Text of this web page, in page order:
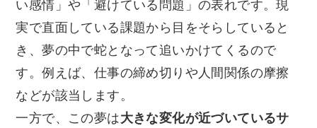
い感情」や「避けている問題」の表れです。現
実で直面している課題から目をそらしていると
き、夢の中で蛇となって追いかけてくるので
す。例えば、仕事の締め切りや人間関係の摩擦
などが該当します。
一方で、この夢は大きな変化が近づいているサ